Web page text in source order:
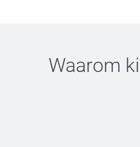
Waarom